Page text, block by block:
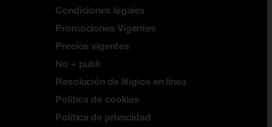
Condiciones legales
Promociones Vigentes
Precios vigentes
No + publi
Resolución de litigios en línea
Política de cookies
Política de privacidad